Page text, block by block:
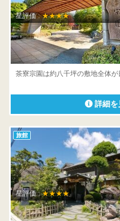
星評価 :★★★★
茶寮宗園
宮城県 仙台市太白区秋保町湯元
茶寮宗園は約八千坪の敷地全体
詳細を
旅館
星評価 :★★★★
竹林庭 瑞穂